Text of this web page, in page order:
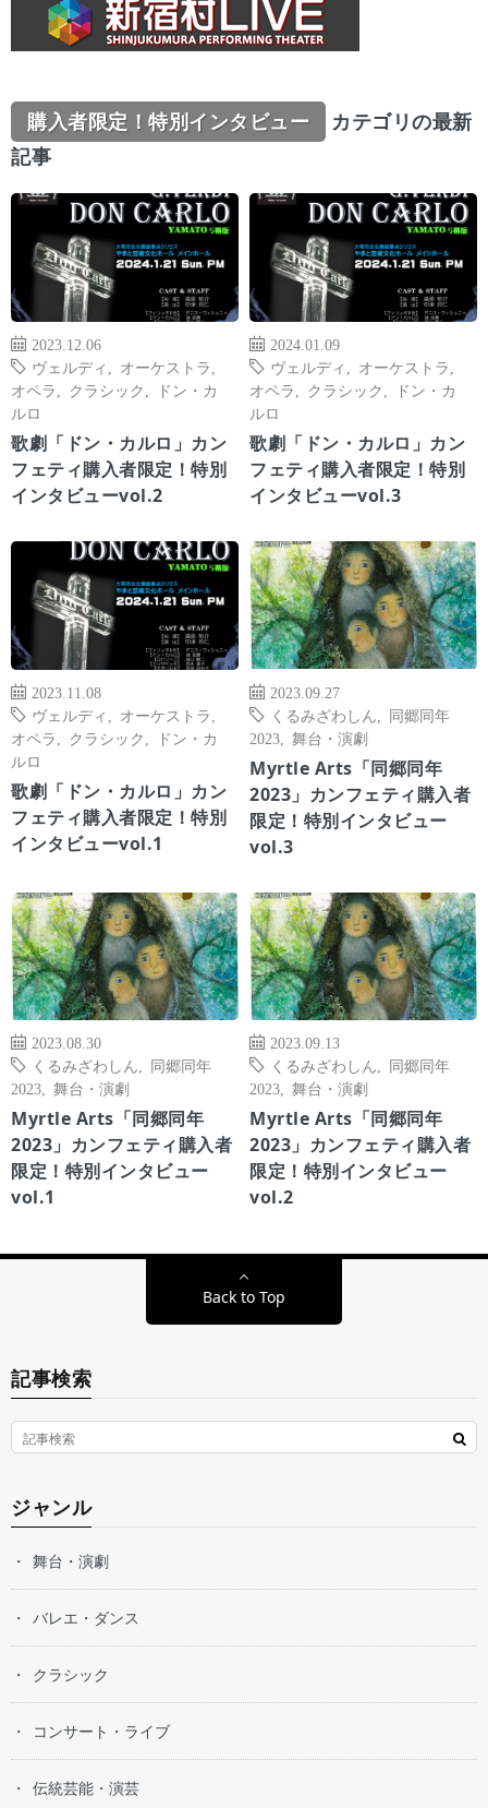
購入者限定！特別インタビュー
カテゴリの最新
記事
2023.12.06
ヴェルディ
オーケストラ
オペラ
クラシック
ドン・カ
ルロ
歌劇「ドン・カルロ」カン
フェティ購入者限定！特別
インタビューvol.2
2024.01.09
ヴェルディ
オーケストラ
オペラ
クラシック
ドン・カ
ルロ
歌劇「ドン・カルロ」カン
フェティ購入者限定！特別
インタビューvol.3
2023.11.08
ヴェルディ
オーケストラ
オペラ
クラシック
ドン・カ
ルロ
歌劇「ドン・カルロ」カン
フェティ購入者限定！特別
インタビューvol.1
2023.09.27
くるみざわしん
同郷同年
2023
舞台・演劇
Myrtle Arts「同郷同年
2023」カンフェティ購入者
限定！特別インタビュー
vol.3
2023.08.30
くるみざわしん
同郷同年
2023
舞台・演劇
Myrtle Arts「同郷同年
2023」カンフェティ購入者
限定！特別インタビュー
vol.1
2023.09.13
くるみざわしん
同郷同年
2023
舞台・演劇
Myrtle Arts「同郷同年
2023」カンフェティ購入者
限定！特別インタビュー
vol.2
Back to Top
記事検索
ジャンル
舞台・演劇
バレエ・ダンス
クラシック
コンサート・ライブ
伝統芸能・演芸